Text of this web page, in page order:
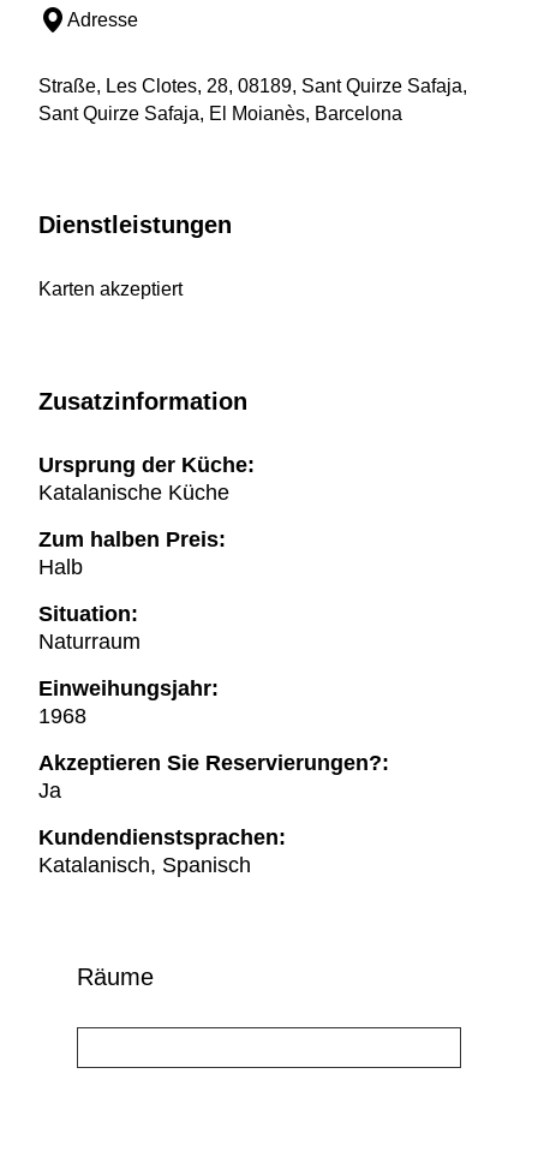
Adresse
Straße, Les Clotes, 28, 08189, Sant Quirze Safaja,
Sant Quirze Safaja, El Moianès, Barcelona
Dienstleistungen
Karten akzeptiert
Zusatzinformation
Ursprung der Küche:
Katalanische Küche
Zum halben Preis:
Halb
Situation:
Naturraum
Einweihungsjahr:
1968
Akzeptieren Sie Reservierungen?:
Ja
Kundendienstsprachen:
Katalanisch, Spanisch
Räume